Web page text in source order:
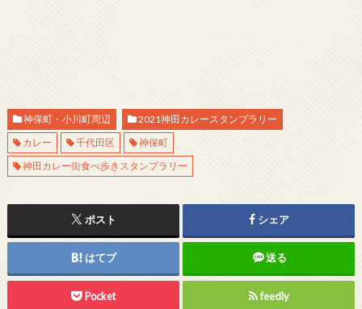
神保町・小川町周辺
2021神田カレースタンプラリー
カレー
千代田区
神保町
神田カレー街食べ歩きスタンプラリー
ポスト シェア
はてブ 送る
Pocket feedly